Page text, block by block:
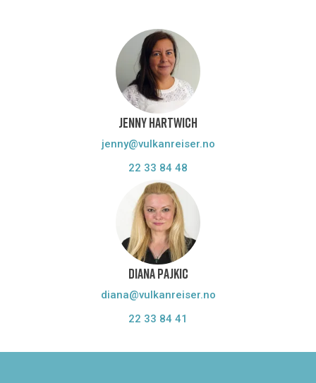
JENNY HARTWICH
jenny@vulkanreiser.no
22 33 84 48
DIANA PAJKIC
diana@vulkanreiser.no
22 33 84 41